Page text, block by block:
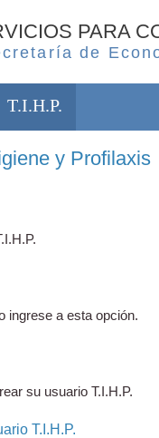
PARA
de
T.I.H.P.
y Profilaxis
ingrese a esta opción.
su usuario T.I.H.P.
T.I.H.P.